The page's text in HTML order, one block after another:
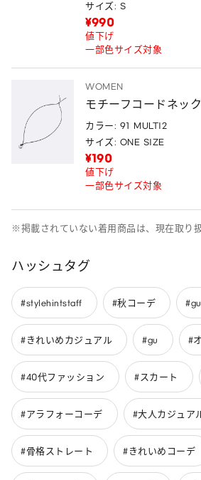
サイズ: S
¥990
値下げ
一部色サイズ対象
WOMEN
モチーフコードネッ
カラー: 91 MULTI2
サイズ: ONE SIZE
¥190
値下げ
一部色サイズ対象
※掲載されていない着用商品は、現在取り
ハッシュタグ
#stylehintstaff #秋コーデ
#きれいめカジュアル #gu #
#40代ファッション #スカート
#アラフォーコーデ #大人カジュア
#骨格ストレート #きれいめコーデ